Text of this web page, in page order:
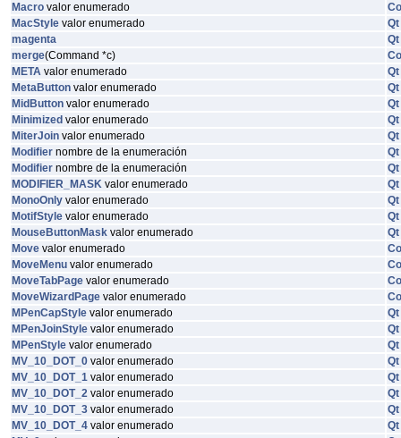
Macro valor enumerado
MacStyle valor enumerado
Qt
magenta
Qt
merge(Command *c)
META valor enumerado
Qt
MetaButton valor enumerado
Qt
MidButton valor enumerado
Qt
Minimized valor enumerado
Qt
MiterJoin valor enumerado
Qt
Modifier nombre de la enumeración
Qt
Modifier nombre de la enumeración
Qt
MODIFIER_MASK valor enumerado
Qt
MonoOnly valor enumerado
Qt
MotifStyle valor enumerado
Qt
MouseButtonMask valor enumerado
Qt
Move valor enumerado
MoveMenu valor enumerado
MoveTabPage valor enumerado
MoveWizardPage valor enumerado
MPenCapStyle valor enumerado
Qt
MPenJoinStyle valor enumerado
Qt
MPenStyle valor enumerado
Qt
MV_10_DOT_0 valor enumerado
Qt
MV_10_DOT_1 valor enumerado
Qt
MV_10_DOT_2 valor enumerado
Qt
MV_10_DOT_3 valor enumerado
Qt
MV_10_DOT_4 valor enumerado
Qt